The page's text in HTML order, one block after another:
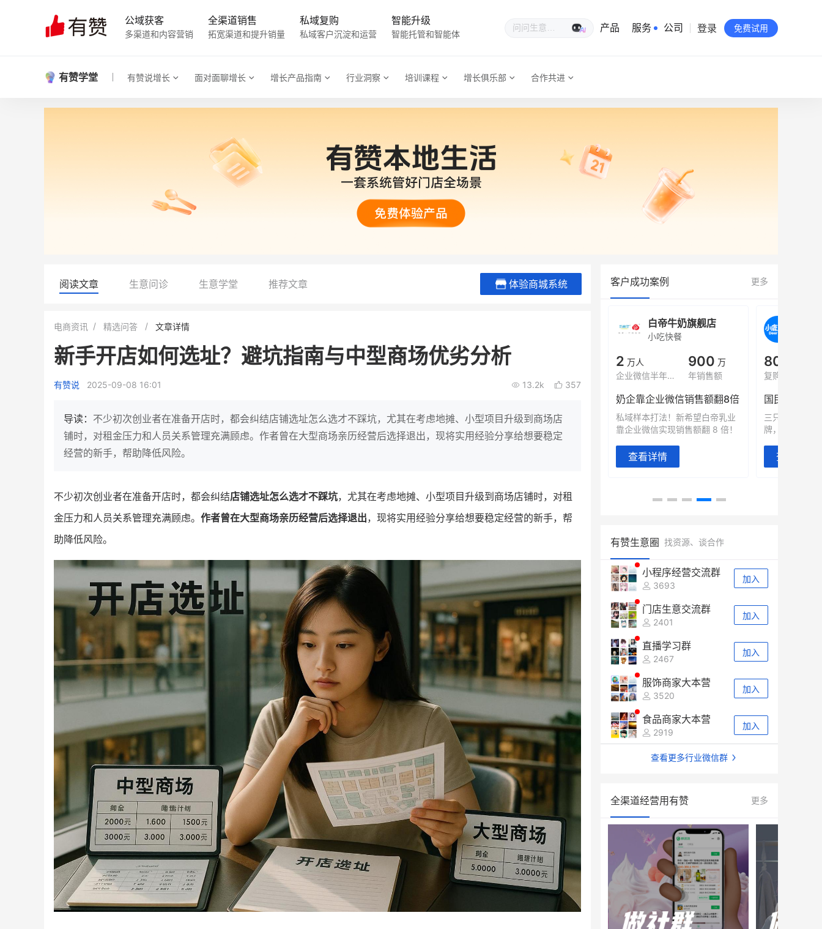
公域获客
多渠道和内容营销
全渠道销售
拓宽渠道和提升销量
私域复购
私域客户沉淀和运营
智能升级
智能托管和智能体
生意专家
产品 服务 公司
有赞公益
站点地图
登录 免费试用
有赞学堂 有赞说增长 面对面聊增长 增长产品指南 行业洞察 培训课程 增长俱乐部 合作共进
阅读文章 生意问诊 生意学堂 推荐文章 体验商城系统
电商资讯 精选问答 文章详情
新手开店如何选址？避坑指南与中型商场优劣分析
有赞说 2025-09-08 16:01 13.2k 357
导读： 不少初次创业者在准备开店时，都会纠结店铺选址怎么选才不踩坑，尤其在考虑地摊、小型项目升级到商场店
铺时，对租金压力和人员关系管理充满顾虑。作者曾在大型商场亲历经营后选择退出，现将实用经验分享给想要稳定
经营的新手，帮助降低风险。
不少初次创业者在准备开店时，都会纠结店铺选址怎么选才不踩坑，尤其在考虑地摊、小型项目升级到商场店铺时，对租
金压力和人员关系管理充满顾虑。 作者曾在大型商场亲历经营后选择退出，现将实用经验分享给想要稳定经营的新手，帮
助降低风险。
客户成功案例 更多
小鹿蓝蓝会员
+
7900 万
三只松鼠旗下的网红婴儿辅食品
牌，22天便拿下类目第一
查看详情
母婴
有货源没流量？母婴馆如何破局
他只用7年做到平台销冠，转战私
域如何破局？
200 万
200 %
这家女装连锁如何借有赞破局新
零售？
30 万
IT精英回乡种地，撬动2000万生
意！
白帝牛奶旗舰店
小吃快餐
2 万人
企业微信半年拉新
900 万
年销售额
奶企靠企业微信销售额翻8倍
私域样本打法！新希望白帝乳业
靠企业微信实现销售额翻 8 倍！
查看详情
80%
复购率
国民品牌副
三只松鼠旗下
牌，22天便拿
查看详情
有赞生意圈 找资源、谈合作
小程序经营交流群
3693
加入
门店生意交流群
2401
加入
直播学习群
2467
加入
服饰商家大本营
3520
加入
食品商家大本营
2919
加入
查看更多行业微信群
全渠道经营用有赞 更多